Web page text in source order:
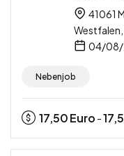
41061
04/
Nebenjob
17,50Euro -